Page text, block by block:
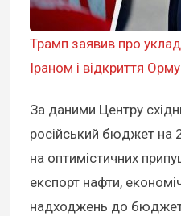
Трамп заявив про
Іраном і відкриття
За даними Центру
російський бюджет на
на оптимістичних
експорт нафти,
надходжень до